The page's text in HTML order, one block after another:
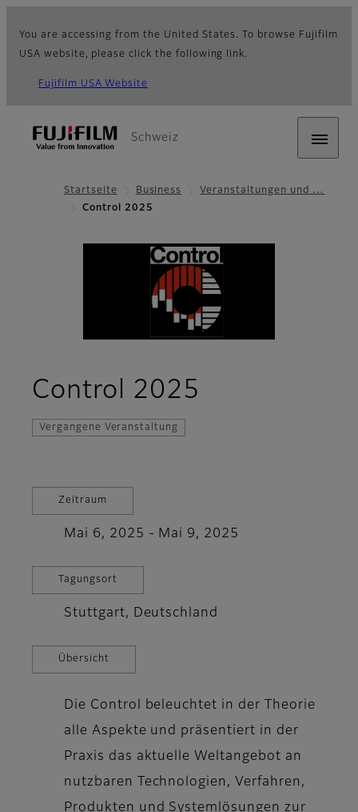
You are accessing from the United States. To browse Fujifilm
USA website, please click the following link.
Fujifilm USA Website
Schweiz
Startseite Business
Veranstaltungen und …
Control 2025
Control 2025
Vergangene Veranstaltung
Zeitraum
Mai 6, 2025 - Mai 9, 2025
Tagungsort
Stuttgart, Deutschland
Übersicht
Die Control beleuchtet in der Theorie
alle Aspekte und präsentiert in der
Praxis das aktuelle Weltangebot an
nutzbaren Technologien, Verfahren,
Produkten und Systemlösungen zur